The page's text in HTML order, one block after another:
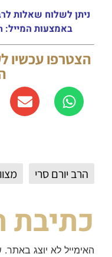
ניתן לשלוח שאלות
באמצעות המייל: sm088302222@gmail.com
הצטרפו עכשיו
הרב יורם סרי
כתיבת
האימייל לא יוצג באתר.